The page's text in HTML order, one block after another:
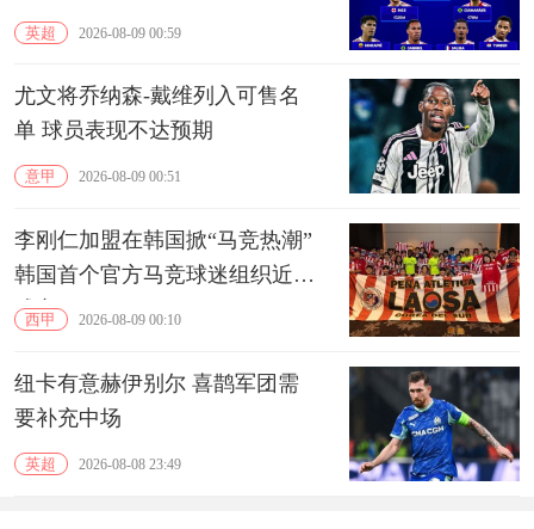
英超 2026-08-09 00:59
尤文将乔纳森-戴维列入可售名
单 球员表现不达预期
意甲 2026-08-09 00:51
李刚仁加盟在韩国掀“马竞热潮”
韩国首个官方马竞球迷组织近期
成立
西甲 2026-08-09 00:10
纽卡有意赫伊别尔 喜鹊军团需
要补充中场
英超 2026-08-08 23:49